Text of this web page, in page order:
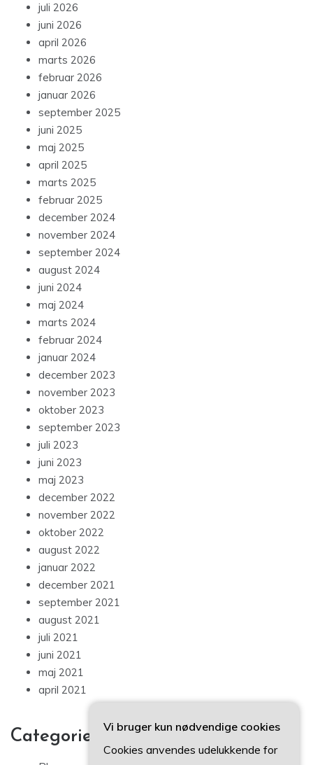
juli 2026
juni 2026
april 2026
marts 2026
februar 2026
januar 2026
september 2025
juni 2025
maj 2025
april 2025
marts 2025
februar 2025
december 2024
november 2024
september 2024
august 2024
juni 2024
maj 2024
marts 2024
februar 2024
januar 2024
december 2023
november 2023
oktober 2023
september 2023
juli 2023
juni 2023
maj 2023
december 2022
november 2022
oktober 2022
august 2022
januar 2022
december 2021
september 2021
august 2021
juli 2021
juni 2021
maj 2021
april 2021
Categories
Vi bruger kun nødvendige cookies
Cookies anvendes udelukkende for